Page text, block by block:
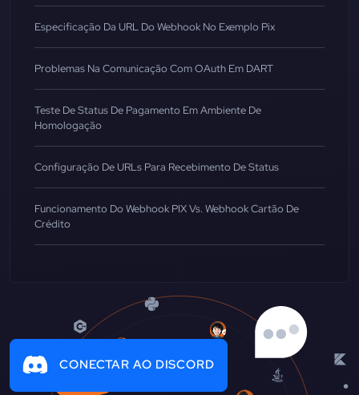
Especificação Da URL Do Webhook No Exemplo Pix
Problemas Na Comunicação Com OAuth Em DART
Teste De Status De Pagamento Em Ambiente De
Homologação
Configuração De URLs Para Recebimento De Status
Funcionamento Do Webhook PIX Vs. Webhook Cartão De
Crédito
CONECTAR AO DISCORD